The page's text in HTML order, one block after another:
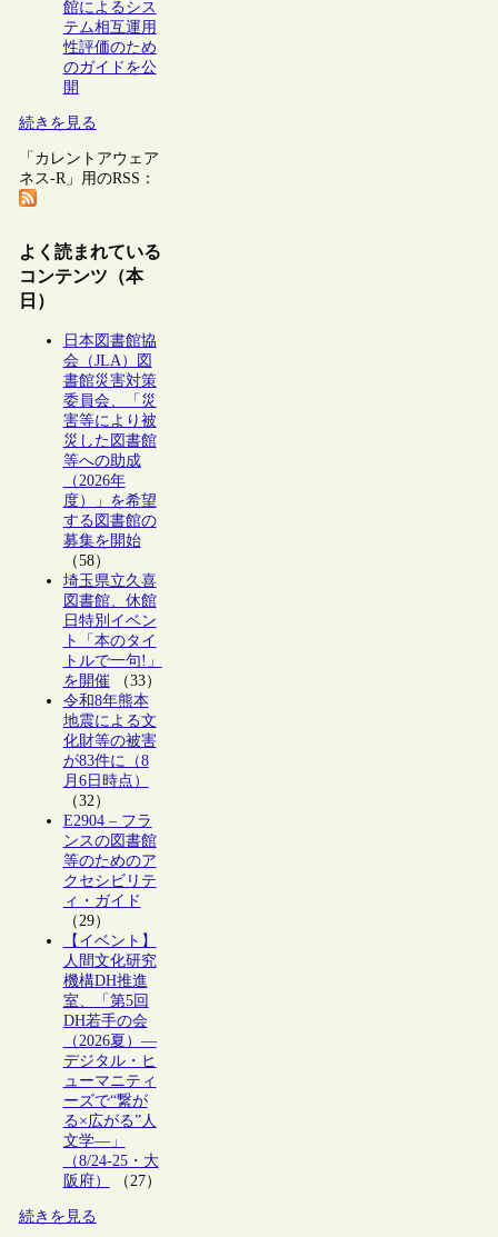
館によるシス
テム相互運用
性評価のため
のガイドを公
開
続きを見る
「カレントアウェア
ネス-R」用のRSS：
よく読まれている
コンテンツ（本
日）
日本図書館協
会（JLA）図
書館災害対策
委員会、「災
害等により被
災した図書館
等への助成
（2026年
度）」を希望
する図書館の
募集を開始
（58）
埼玉県立久喜
図書館、休館
日特別イベン
ト「本のタイ
トルで一句!」
を開催（33）
令和8年熊本
地震による文
化財等の被害
が83件に（8
月6日時点）
（32）
E2904 – フラ
ンスの図書館
等のためのア
クセシビリテ
ィ・ガイド
（29）
【イベント】
人間文化研究
機構DH推進
室、「第5回
DH若手の会
（2026夏）―
デジタル・ヒ
ューマニティ
ーズで“繋が
る×広がる”人
文学―」
（8/24-25・大
阪府）
（27）
続きを見る